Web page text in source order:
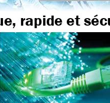
rapide et